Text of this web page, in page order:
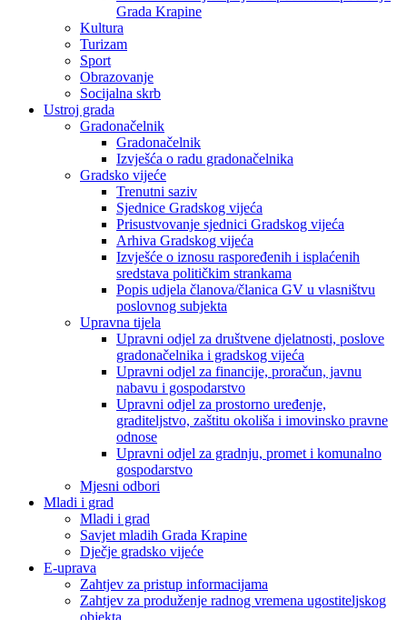
Grada Krapine
Kultura
Turizam
Sport
Obrazovanje
Socijalna skrb
Ustroj grada
Gradonačelnik
Gradonačelnik
Izvješća o radu gradonačelnika
Gradsko vijeće
Trenutni saziv
Sjednice Gradskog vijeća
Prisustvovanje sjednici Gradskog vijeća
Arhiva Gradskog vijeća
Izvješće o iznosu raspoređenih i isplaćenih
sredstava političkim strankama
Popis udjela članova/članica GV u vlasništvu
poslovnog subjekta
Upravna tijela
Upravni odjel za društvene djelatnosti, poslove
gradonačelnika i gradskog vijeća
Upravni odjel za financije, proračun, javnu
nabavu i gospodarstvo
Upravni odjel za prostorno uređenje,
graditeljstvo, zaštitu okoliša i imovinsko pravne
odnose
Upravni odjel za gradnju, promet i komunalno
gospodarstvo
Mjesni odbori
Mladi i grad
Mladi i grad
Savjet mladih Grada Krapine
Dječje gradsko vijeće
E-uprava
Zahtjev za pristup informacijama
Zahtjev za produženje radnog vremena ugostiteljskog
objekta